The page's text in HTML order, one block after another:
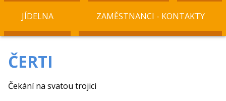
JÍDELNA ZAMĚSTNANCI - KONTAKTY
ČERTI
Čekání na svatou trojici